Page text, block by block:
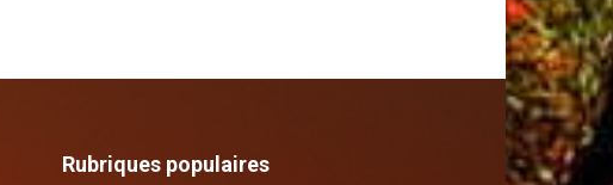
Rubriques populaires